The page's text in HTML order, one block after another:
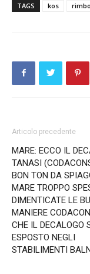
TAGS kos
Articolo precedente
MARE: ECCO IL
TANASI
BON TON DA
MARE TROPPO
DIMENTICATE LE
MANIERE
CHE IL DECALOGO
ESPOSTO NEGLI
STABILIMENTI